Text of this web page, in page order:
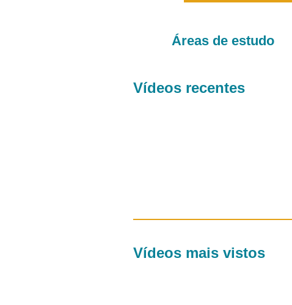
Áreas de estudo
Vídeos recentes
Vídeos mais vistos